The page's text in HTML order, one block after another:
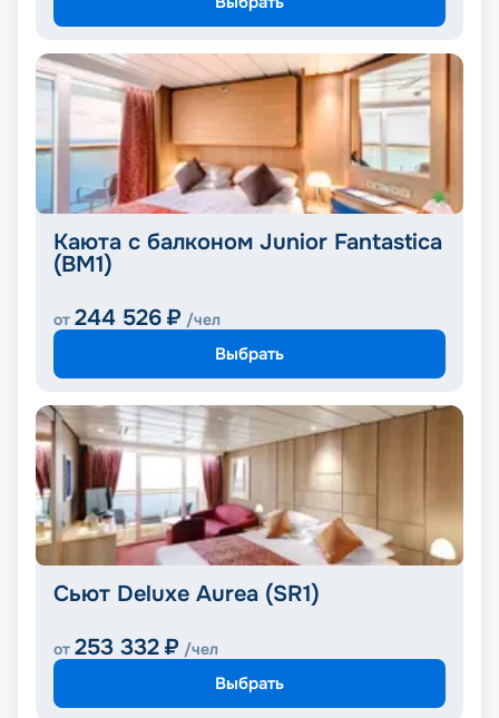
Каюта с балконом Junior Fantastica
(BM1)
от 244 526 ₽ /чел
Выбрать
Сьют Deluxe Aurea (SR1)
от 253 332 ₽ /чел
Выбрать